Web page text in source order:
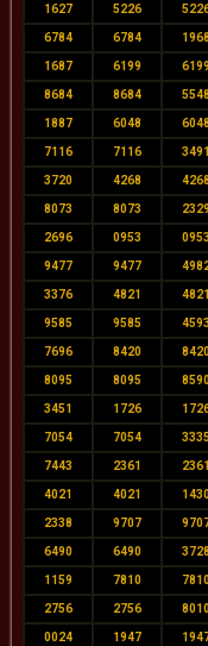
1627 5226
6784 6784 1968
1687 6199 6199
8684 8684 5548
1887 6048 6048
7116 7116 3491
3720 4268 4268
8073 8073 2329
2696 0953 0953
9477 9477
3376 4821 4821
9585 9585 4593
7696 8420 8420
8095 8095 8590
3451 1726
7054 7054
7443 2361 2361
4021 4021 1430
2338 9707
6490 6490 3728
1159 7810 7810
2756 2756 8010
0024 1947